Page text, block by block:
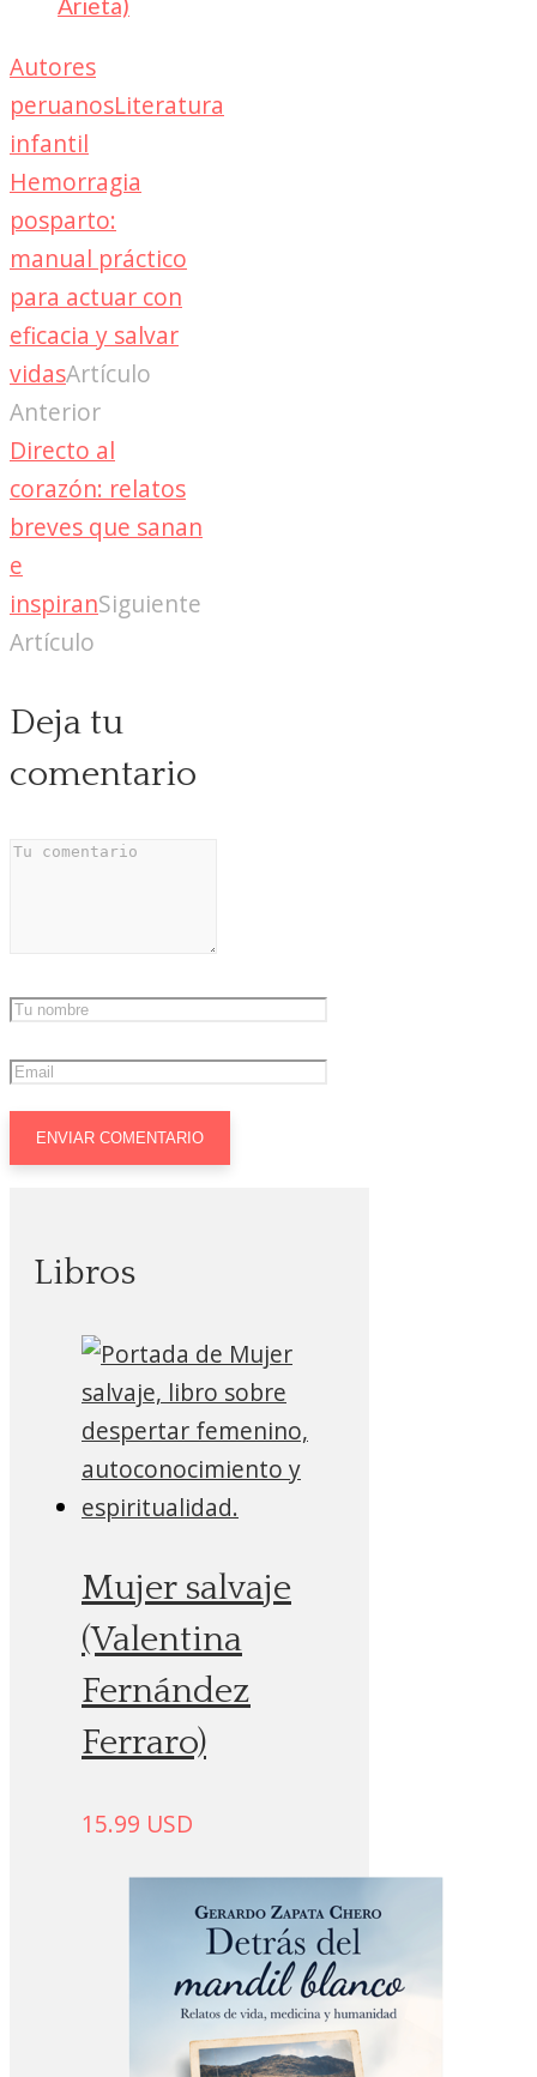
Autores
peruanosLiteratura
infantil
Hemorragia
posparto:
manual práctico
para actuar con
eficacia y salvar
vidasArtículo
Anterior
Directo al
corazón: relatos
breves que sanan
e
inspiranSiguiente
Artículo
Deja tu
comentario
Libros
Mujer salvaje
(Valentina
Fernández
Ferraro)
15.99 USD